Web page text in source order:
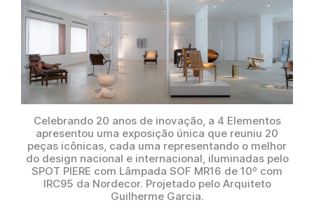
Celebrando 20 anos de inovação, a 4 Elementos
apresentou uma exposição única que reuniu 20
peças icônicas, cada uma representando o melhor
do design nacional e internacional, iluminadas pelo
SPOT PIERE com Lâmpada SOF MR16 de 10º com
IRC95 da Nordecor. Projetado pelo Arquiteto
Guilherme Garcia.